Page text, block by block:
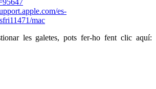
es-
mac
les galetes, pots fer-ho fent clic aquí: